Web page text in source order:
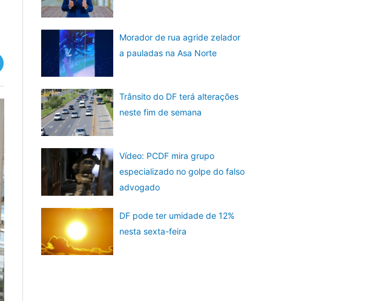
Morador de rua agride zelador
a pauladas na Asa Norte
Trânsito do DF terá alterações
neste fim de semana
Vídeo: PCDF mira grupo
especializado no golpe do falso
advogado
DF pode ter umidade de 12%
nesta sexta-feira